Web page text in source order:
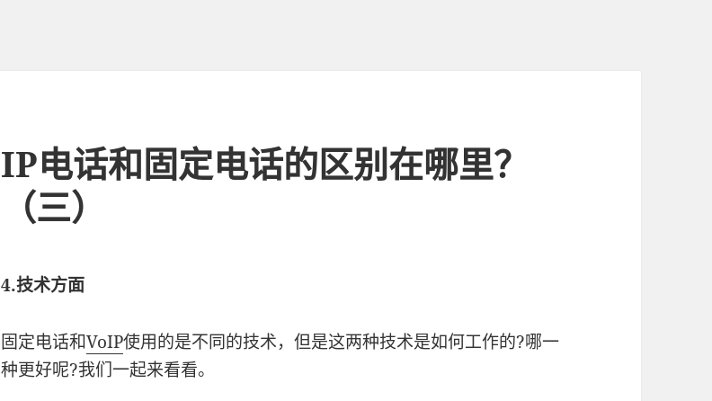
IP电话和固定电话的区别在哪里？
（三）
4.技术方面
固定电话和VoIP使用的是不同的技术，但是这两种技术是如何工作的?哪一
种更好呢?我们一起来看看。